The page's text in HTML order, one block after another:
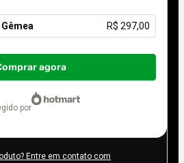
R$ 297,00
agora
por
Entre em contato com